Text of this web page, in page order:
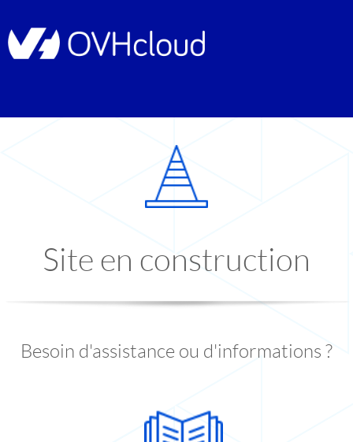
Site en construction
Besoin d'assistance ou d'informations ?